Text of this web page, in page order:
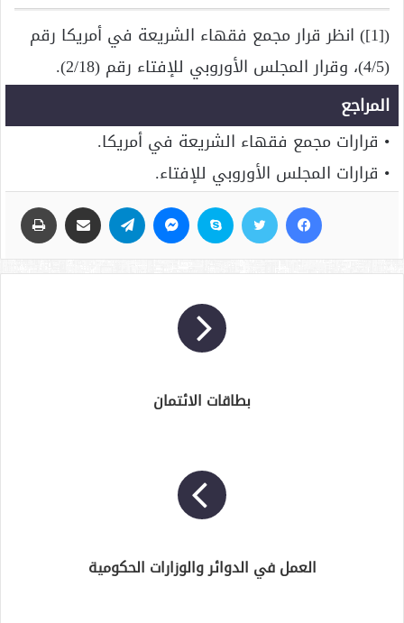
([1]) انظر قرار مجمع فقهاء الشريعة في أمريكا رقم
(4/5)، وقرار المجلس الأوروبي للإفتاء رقم (2/18).
المراجع
• قرارات مجمع فقهاء الشريعة في أمريكا.
• قرارات المجلس الأوروبي للإفتاء.
بطاقات الائتمان
العمل في الدوائر والوزارات الحكومية